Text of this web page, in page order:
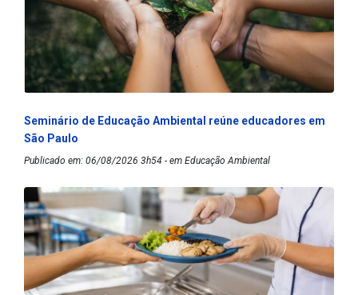
Seminário de Educação Ambiental reúne educadores em
São Paulo
Publicado em: 06/08/2026 3h54 - em Educação Ambiental